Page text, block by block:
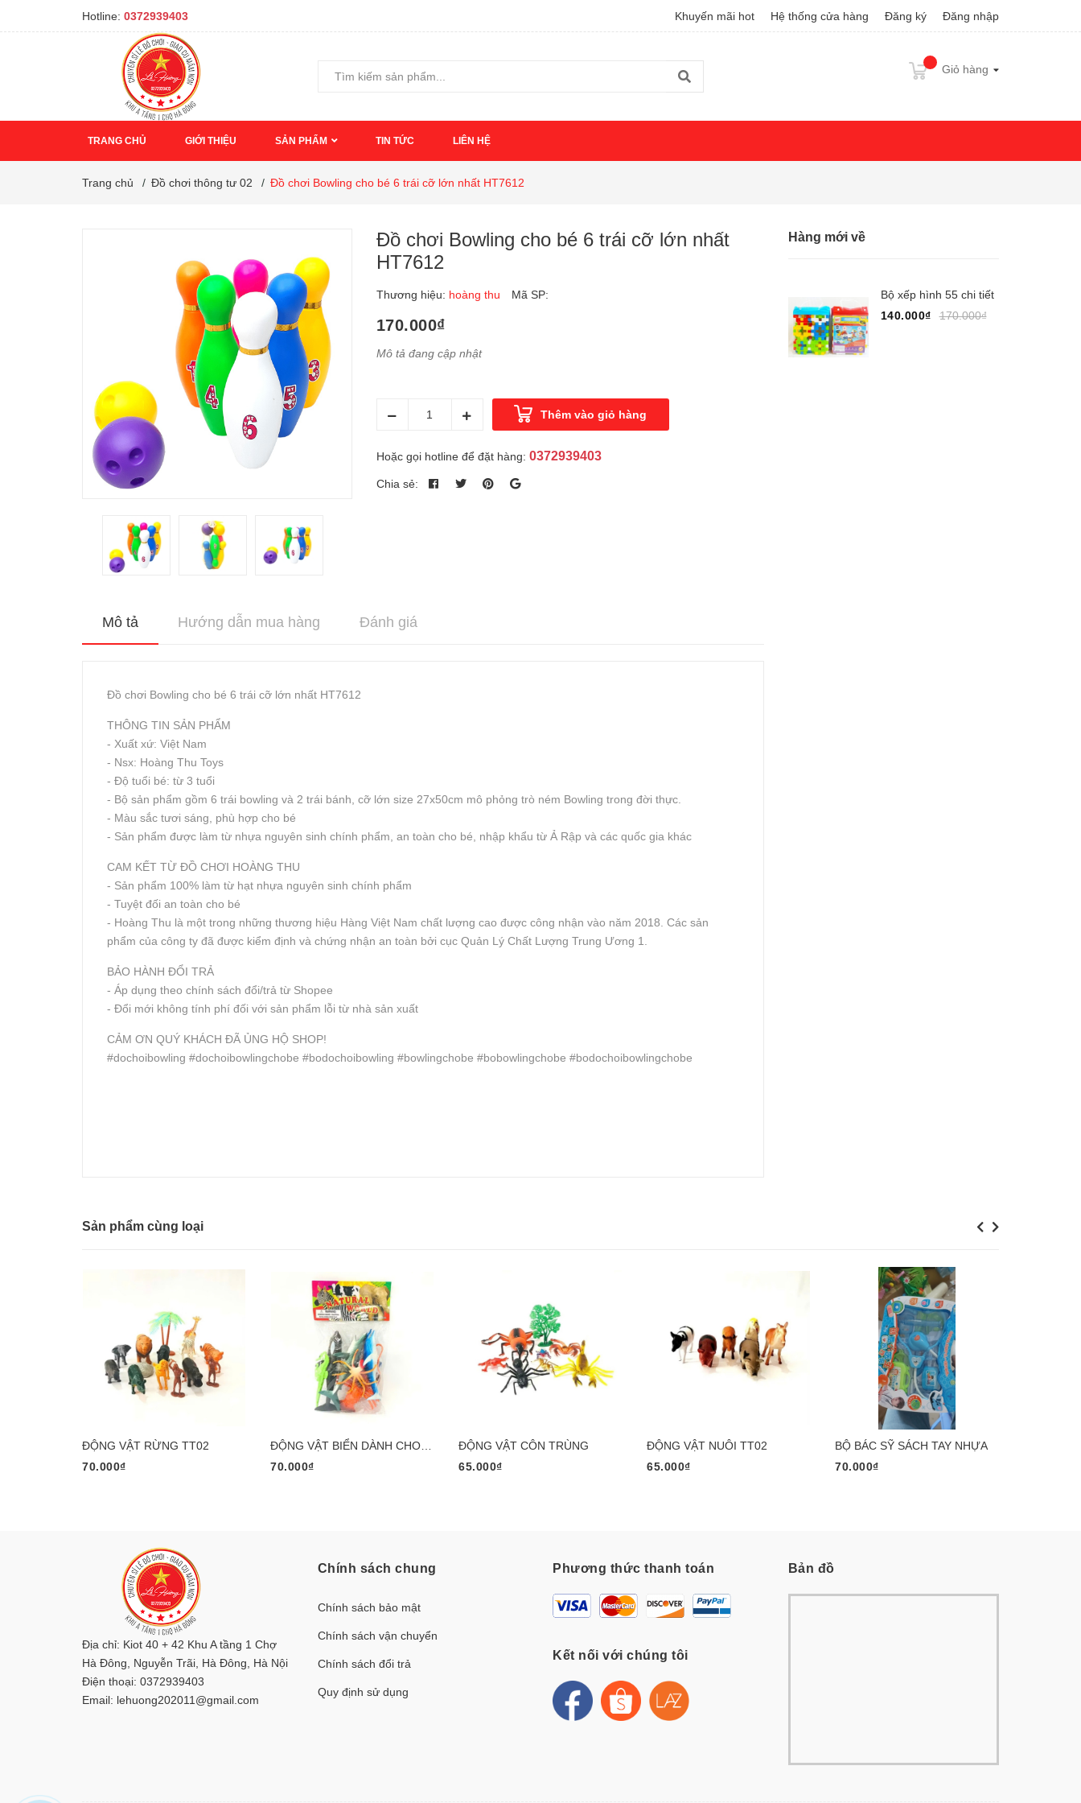
Hotline: 0372939403 Khuyến mãi hot Hệ thống cửa hàng Đăng ký Đăng nhập
Giỏ hàng
TRANG CHỦ GIỚI THIỆU SẢN PHẨM TIN TỨC LIÊN HỆ
Trang chủ / Đồ chơi thông tư 02 / Đồ chơi Bowling cho bé 6 trái cỡ lớn nhất HT7612
Đồ chơi Bowling cho bé 6 trái cỡ lớn nhất
HT7612
Thương hiệu: hoàng thu Mã SP:
170.000₫
Mô tả đang cập nhật
Thêm vào giỏ hàng
Hoặc gọi hotline để đặt hàng: 0372939403
Chia sẻ:
Mô tả Hướng dẫn mua hàng Đánh giá
Đồ chơi Bowling cho bé 6 trái cỡ lớn nhất HT7612
THÔNG TIN SẢN PHẨM
- Xuất xứ: Việt Nam
- Nsx: Hoàng Thu Toys
- Độ tuổi bé: từ 3 tuổi
- Bộ sản phẩm gồm 6 trái bowling và 2 trái bánh, cỡ lớn size 27x50cm mô phỏng trò ném Bowling trong đời thực.
- Màu sắc tươi sáng, phù hợp cho bé
- Sản phẩm được làm từ nhựa nguyên sinh chính phẩm, an toàn cho bé, nhập khẩu từ Ả Rập và các quốc gia khác
CAM KẾT TỪ ĐỒ CHƠI HOÀNG THU
- Sản phẩm 100% làm từ hạt nhựa nguyên sinh chính phẩm
- Tuyệt đối an toàn cho bé
- Hoàng Thu là một trong những thương hiệu Hàng Việt Nam chất lượng cao được công nhận vào năm 2018. Các sản
phẩm của công ty đã được kiểm định và chứng nhận an toàn bởi cục Quản Lý Chất Lượng Trung Ương 1.
BẢO HÀNH ĐỔI TRẢ
- Áp dụng theo chính sách đổi/trả từ Shopee
- Đổi mới không tính phí đối với sản phẩm lỗi từ nhà sản xuất
CẢM ƠN QUÝ KHÁCH ĐÃ ỦNG HỘ SHOP!
#dochoibowling #dochoibowlingchobe #bodochoibowling #bowlingchobe #bobowlingchobe #bodochoibowlingchobe
Hàng mới về
Bộ xếp hình 55 chi tiết
140.000₫
170.000₫
Sản phẩm cùng loại Previous
ĐỘNG VẬT RỪNG TT02
70.000₫
70.000₫
ĐỘNG VẬT CÔN TRÙNG
65.000₫
ĐỘNG VẬT NUÔI TT02
65.000₫
BỘ BÁC SỸ SÁCH TAY NHỰA
70.000₫
Next
Địa chỉ: Kiot 40 + 42 Khu A tầng 1 Chợ
Hà Đông, Nguyễn Trãi, Hà Đông, Hà Nội
Điện thoại: 0372939403
Email: lehuong202011@gmail.com
Chính sách chung
Chính sách bảo mật
Chính sách vận chuyển
Chính sách đổi trả
Quy định sử dụng
Phương thức thanh toán
Kết nối với chúng tôi
Bản đồ